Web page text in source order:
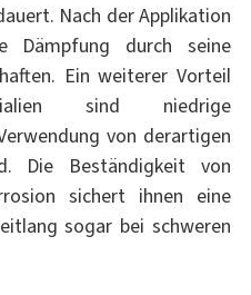
Nach der Applikation
Dämpfung durch seine
Ein weiterer Vorteil
sind niedrige
von derartigen
Die Beständigkeit von
sichert ihnen eine
sogar bei schweren